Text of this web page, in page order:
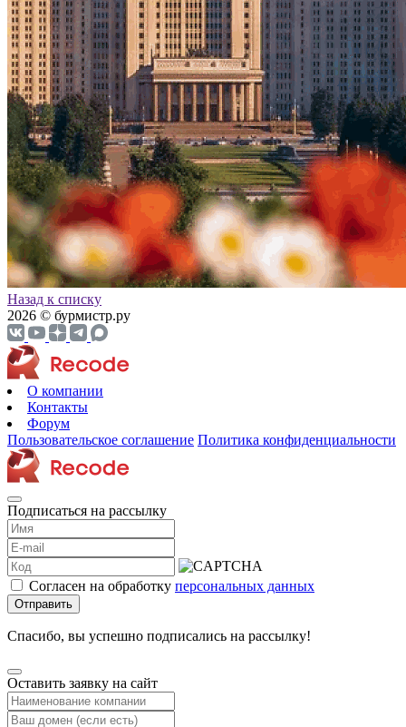
Назад к списку
2026 © бурмистр.ру
О компании
Контакты
Форум
Пользовательское соглашение Политика конфиденциальности
Подписаться на рассылку
Согласен на обработку персональных данных
Отправить
Спасибо, вы успешно подписались на рассылку!
Оставить заявку на сайт